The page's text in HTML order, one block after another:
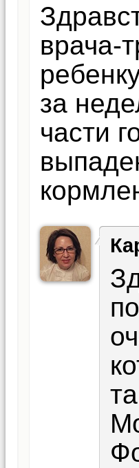
врача-
за
части